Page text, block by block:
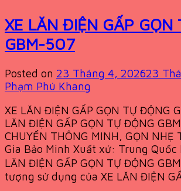
XE LĂN ĐIỆN GẤP GỌN
GBM-507
Posted on 23 Tháng 4, 202623
Phạm Phú Khang
XE LĂN ĐIỆN GẤP GỌN TỰ ĐỘNG
LĂN ĐIỆN GẤP GỌN TỰ ĐỘNG
CHUYỂN THÔNG MINH, GỌN
Gia Bảo Minh Xuất xứ: Trung Quốc
LĂN ĐIỆN GẤP GỌN TỰ ĐỘNG
tượng sử dụng của XE LĂN ĐIỆN